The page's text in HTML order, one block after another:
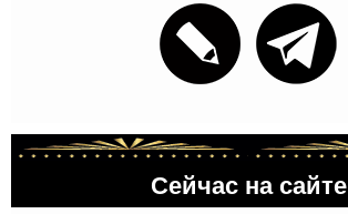
Сейчас на сайте